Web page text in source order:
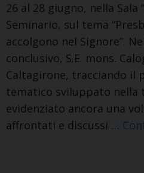
26 al 28 giugno, nella Sala
Seminario, sul tema
accolgono nel Signore”.
conclusivo, S.E. mons.
Caltagirone, tracciando il
tematico sviluppato nella
evidenziato ancora una
affrontati e discussi …